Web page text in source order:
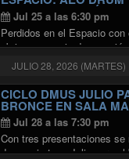
ROBERTO COLLÍO EN
MASTER
Jul 25 a las 6:30 pm
Perdidos en el Espacio con
abrir un espacio de
sin condicionamientos
dictados del mercado, ha
Sotomayor a coproducir
conciertos bajo una …
JULIO 28, 2026 (MARTES)
CICLO DMUS JULIO
BRONCE EN SALA
Jul 28 a las 7:30 pm
Con tres presentaciones
de conciertos «Julio para el